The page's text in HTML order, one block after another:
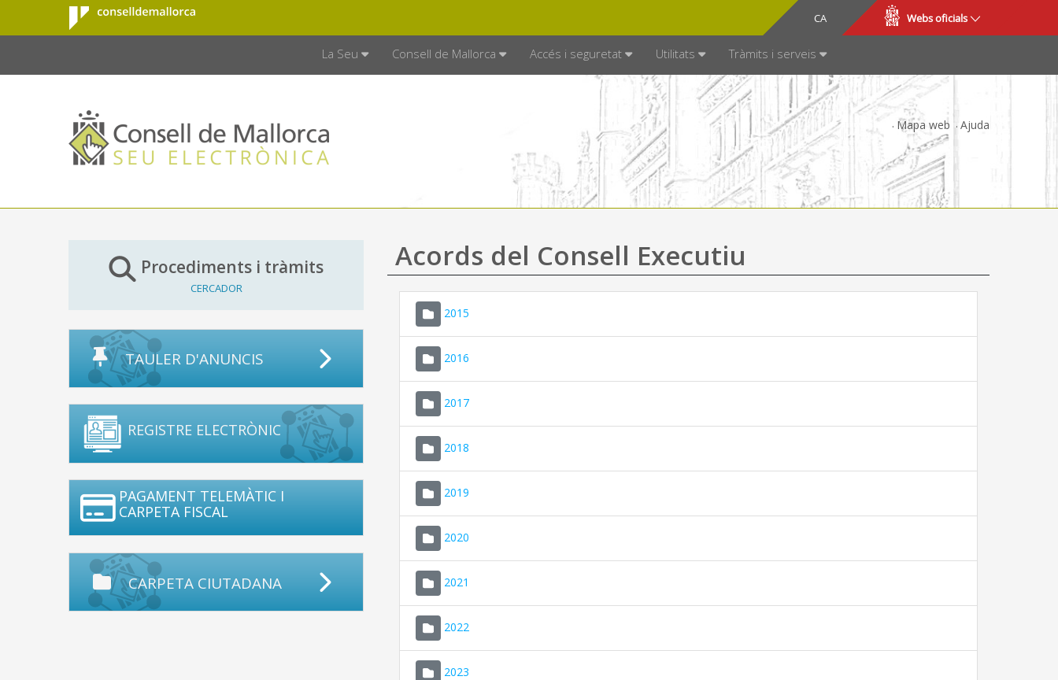
Salta al contingut principal
Consell de
Mallorca
CA
ES Webs oficials
La Seu Consell de Mallorca Accés i seguretat Utilitats Tràmits i serveis
Mapa web Ajuda
Procediments i tràmits
CERCADOR
TAULER D'ANUNCIS
REGISTRE ELECTRÒNIC
PAGAMENT TELEMÀTIC I
CARPETA FISCAL
CARPETA CIUTADANA
Acords del Consell Executiu
2015
2016
2017
2018
2019
2020
2021
2022
2023